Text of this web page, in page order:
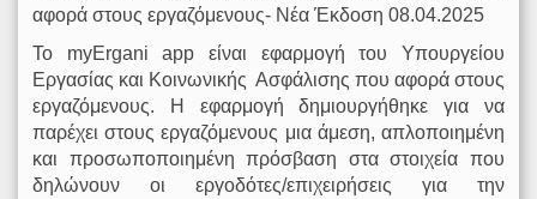
αφορά στους εργαζόμενους- Νέα Έκδοση 08.04.2025
Το myΕrgani app είναι εφαρμογή του Υπουργείου
Εργασίας και Κοινωνικής Ασφάλισης που αφορά στους
εργαζόμενους. Η εφαρμογή δημιουργήθηκε για να
παρέχει στους εργαζόμενους μια άμεση, απλοποιημένη
και προσωποποιημένη πρόσβαση στα στοιχεία που
δηλώνουν οι εργοδότες/επιχειρήσεις για την